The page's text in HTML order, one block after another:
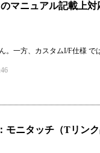
マニュアル記載上
一方、カスタムI/F仕様 で
モニタッチ（Tリン